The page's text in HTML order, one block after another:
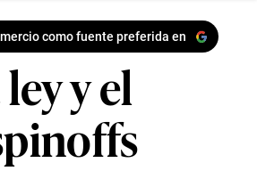
como fuente preferida en
y el